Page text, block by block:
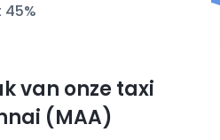
van onze taxi
(MAA)